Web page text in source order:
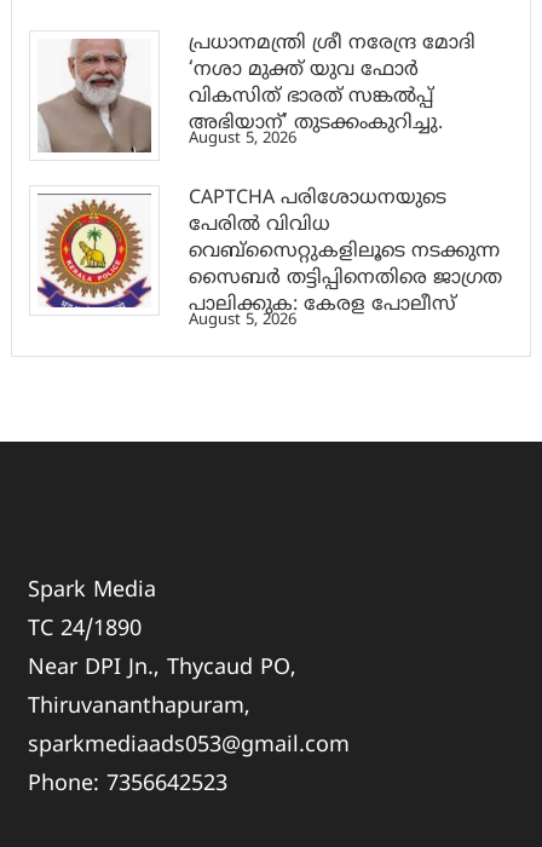
പ്രധാനമന്ത്രി ശ്രീ നരേന്ദ്ര മോദി
‘നശാ മുക്ത് യുവ ഫോർ
വികസിത് ഭാരത് സങ്കൽപ്പ്
അഭിയാന്’ തുടക്കംകുറിച്ചു.
August 5, 2026
CAPTCHA പരിശോധനയുടെ
പേരില്‍ വിവിധ
വെബ്സൈറ്റുകളിലൂടെ നടക്കുന്ന
സൈബര്‍ തട്ടിപ്പിനെതിരെ ജാഗ്രത
പാലിക്കുക: കേരള പോലീസ്
August 5, 2026
Spark Media
TC 24/1890
Near DPI Jn., Thycaud PO,
Thiruvananthapuram,
sparkmediaads053@gmail.com
Phone:7356642523